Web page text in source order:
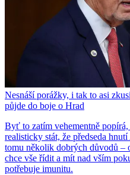
Nesnáší porážky, i tak to asi
půjde do boje o Hrad
Byť to zatím vehementně
realisticky stát, že předseda
tomu několik dobrých důvodů –
chce vše řídit a mít nad vším
potřebuje imunitu.